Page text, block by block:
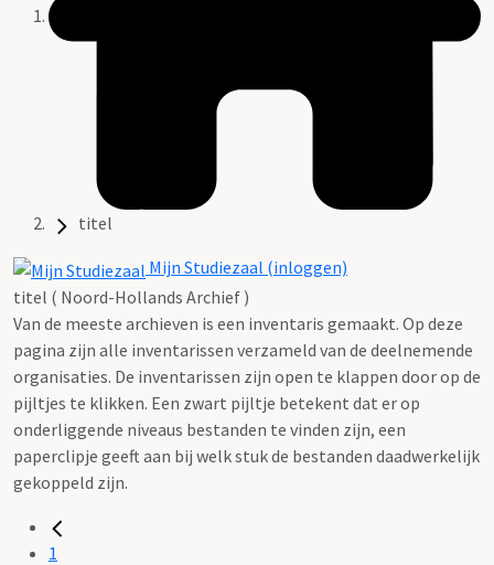
titel
Mijn Studiezaal (inloggen)
titel ( Noord-Hollands Archief )
Van de meeste archieven is een inventaris gemaakt. Op deze
pagina zijn alle inventarissen verzameld van de deelnemende
organisaties. De inventarissen zijn open te klappen door op de
pijltjes te klikken. Een zwart pijltje betekent dat er op
onderliggende niveaus bestanden te vinden zijn, een
paperclipje geeft aan bij welk stuk de bestanden daadwerkelijk
gekoppeld zijn.
1